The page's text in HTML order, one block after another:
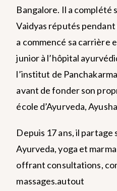
Bangalore. Il a complété
Vaidyas réputés pendant
a commencé sa carrière
junior à l’hôpital
l’institut de
avant de fonder son
école d’Ayurveda,
Depuis 17 ans, il partage
Ayurveda, yoga et
offrant consultations,
massages.autout